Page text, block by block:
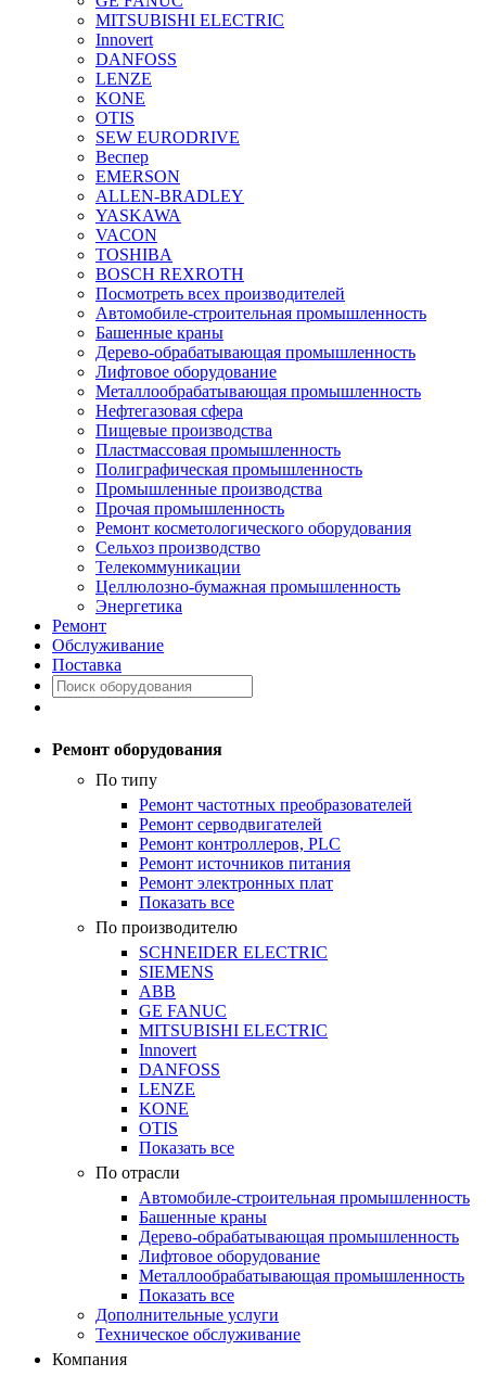
MITSUBISHI ELECTRIC
Innovert
DANFOSS
LENZE
KONE
OTIS
SEW EURODRIVE
Веспер
EMERSON
ALLEN-BRADLEY
YASKAWA
VACON
TOSHIBA
BOSCH REXROTH
Посмотреть всех производителей
Автомобиле-строительная промышленность
Башенные краны
Дерево-обрабатывающая промышленность
Лифтовое оборудование
Металлообрабатывающая промышленность
Нефтегазовая сфера
Пищевые производства
Пластмассовая промышленность
Полиграфическая промышленность
Промышленные производства
Прочая промышленность
Ремонт косметологического оборудования
Сельхоз производство
Телекоммуникации
Целлюлозно-бумажная промышленность
Энергетика
Ремонт
Обслуживание
Поставка
Ремонт оборудования
По типу
Ремонт частотных преобразователей
Ремонт серводвигателей
Ремонт контроллеров, PLC
Ремонт источников питания
Ремонт электронных плат
Показать все
По производителю
SCHNEIDER ELECTRIC
SIEMENS
ABB
GE FANUC
MITSUBISHI ELECTRIC
Innovert
DANFOSS
LENZE
KONE
OTIS
Показать все
По отрасли
Автомобиле-строительная промышленность
Башенные краны
Дерево-обрабатывающая промышленность
Лифтовое оборудование
Металлообрабатывающая промышленность
Показать все
Дополнительные услуги
Техническое обслуживание
Компания